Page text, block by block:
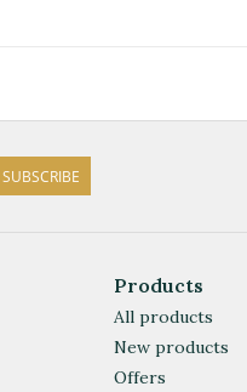
SUBSCRIBE
Products
All products
New products
Offers